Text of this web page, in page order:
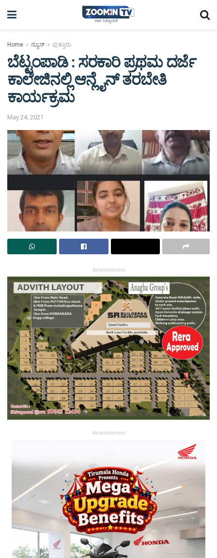
Home ನ್ಯೂಸ್ ಪುತ್ತೂರು
ಬೆಟ್ಟಂಪಾಡಿ : ಸರಕಾರಿ ಪ್ರಥಮ ದರ್ಜೆ
ಕಾಲೇಜಿನಲ್ಲಿ ಆನ್ಲೈನ್ ತರಬೇತಿ
ಕಾರ್ಯಕ್ರಮ
May 24, 2021
Advertisement
Advertisement